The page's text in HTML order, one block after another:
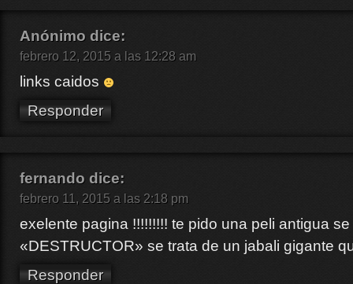
Anónimo dice:
febrero 12, 2015 a las 12:28 am
links caidos
Responder
fernando dice:
febrero 11, 2015 a las 2:18 pm
exelente pagina !!!!!!!!! te pido una peli antigua
«DESTRUCTOR» se trata de un jabali gigante
Responder